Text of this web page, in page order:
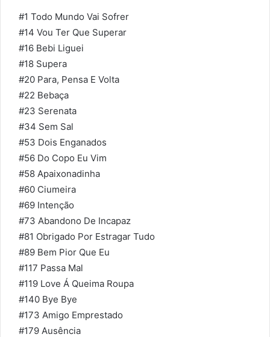
#1 Todo Mundo Vai Sofrer
#14 Vou Ter Que Superar
#16 Bebi Liguei
#18 Supera
#20 Para, Pensa E Volta
#22 Bebaça
#23 Serenata
#34 Sem Sal
#53 Dois Enganados
#56 Do Copo Eu Vim
#58 Apaixonadinha
#60 Ciumeira
#69 Intenção
#73 Abandono De Incapaz
#81 Obrigado Por Estragar Tudo
#89 Bem Pior Que Eu
#117 Passa Mal
#119 Love Á Queima Roupa
#140 Bye Bye
#173 Amigo Emprestado
#179 Ausência